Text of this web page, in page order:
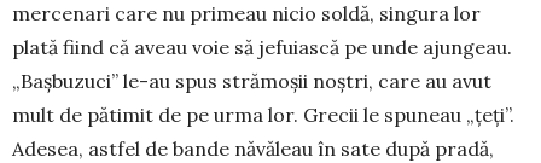
mercenari care nu primeau nicio soldă, singura lor
plată fiind că aveau voie să jefuiască pe unde ajungeau.
„Bașbuzuci” le-au spus strămoșii noștri, care au avut
mult de pătimit de pe urma lor. Grecii le spuneau „țeți”.
Adesea, astfel de bande năvăleau în sate după pradă,